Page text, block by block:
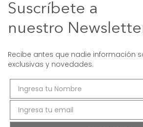
Suscríbete a
nuestro
Recibe antes que nadie información
exclusivas y novedades.